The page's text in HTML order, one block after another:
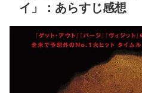
イ」：あらすじ感想